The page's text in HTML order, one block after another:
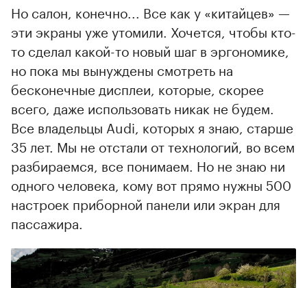
Но салон, конечно... Все как у «китайцев» —
эти экраны уже утомили. Хочется, чтобы кто-
то сделал какой-то новый шаг в эргономике,
но пока мы вынуждены смотреть на
бесконечные дисплеи, которые, скорее
всего, даже использовать никак не будем.
Все владельцы Audi, которых я знаю, старше
35 лет. Мы не отстали от технологий, во всем
разбираемся, все понимаем. Но не знаю ни
одного человека, кому вот прямо нужны 500
настроек приборной панели или экран для
пассажира.